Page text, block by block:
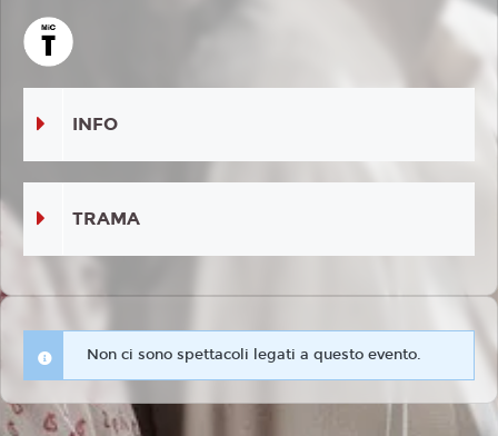
INFO
TRAMA
Non ci sono spettacoli legati a questo evento.